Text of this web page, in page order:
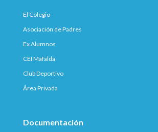
El Colegio
Asociación de Padres
Ex Alumnos
CEI Mafalda
Club Deportivo
Área Privada
Documentación